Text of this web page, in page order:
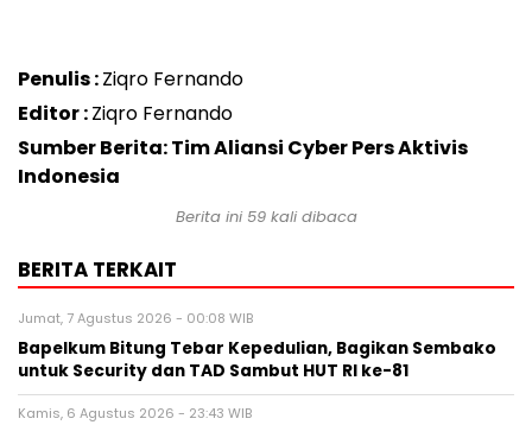
Penulis :Ziqro Fernando
Editor :Ziqro Fernando
Sumber Berita: Tim Aliansi Cyber Pers Aktivis
Indonesia
Berita ini 59kali dibaca
BERITA TERKAIT
Jumat, 7 Agustus 2026 - 00:08 WIB
Bapelkum Bitung Tebar Kepedulian, Bagikan Sembako
untuk Security dan TAD Sambut HUT RI ke-81
Kamis, 6 Agustus 2026 - 23:43 WIB